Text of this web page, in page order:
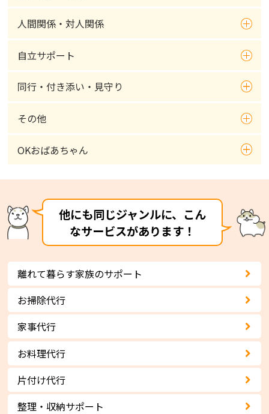
人間関係・対人関係
自立サポート
同行・付き添い・見守り
その他
OKおばあちゃん
他にも同じジャンルに、こん
なサービスがあります！
離れて暮らす家族のサポート
お掃除代行
家事代行
お料理代行
片付け代行
整理・収納サポート